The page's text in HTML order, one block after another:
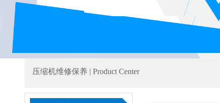
压缩机维修保养 | Product Center